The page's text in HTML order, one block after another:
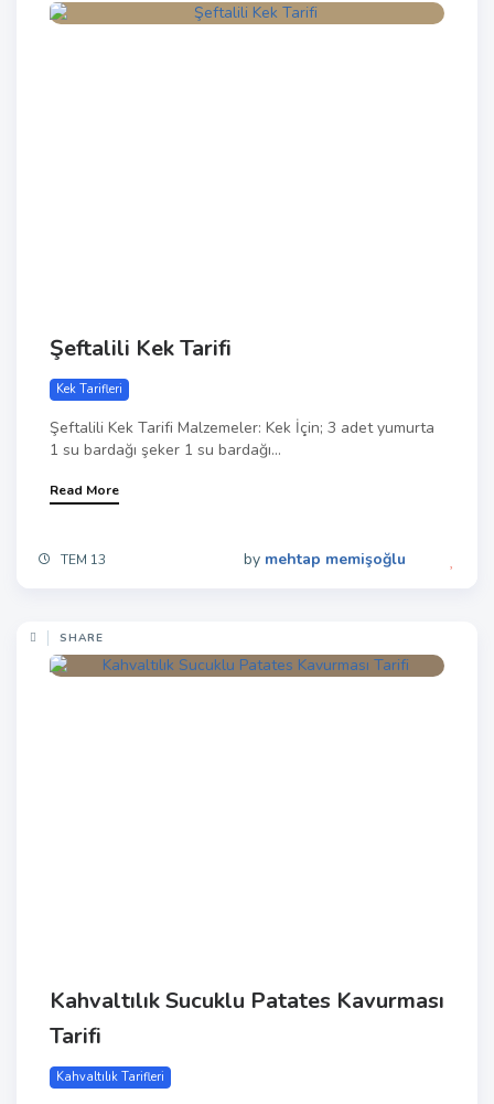
Şeftalili Kek Tarifi
Kek Tarifleri
Şeftalili Kek Tarifi Malzemeler: Kek İçin; 3 adet yumurta
1 su bardağı şeker 1 su bardağı...
Read More
TEM 13 by mehtap memişoğlu
SHARE
Kahvaltılık Sucuklu Patates Kavurması
Tarifi
Kahvaltılık Tarifleri